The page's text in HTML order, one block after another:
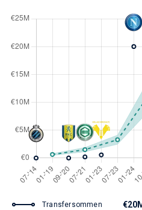
Transfersommen